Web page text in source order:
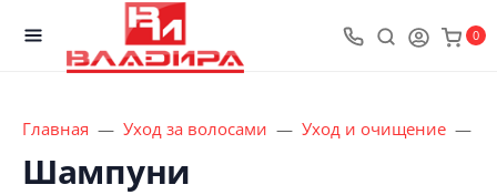
0
Главная Уход за волосами Уход и очищение
Шампуни